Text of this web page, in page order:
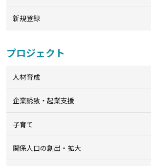
新規登録
プロジェクト
人材育成
企業誘致・起業支援
子育て
関係人口の創出・拡大